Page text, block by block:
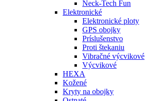
Neck-Tech Fun
Elektronické
Elektronické ploty
GPS obojky
Príslušenstvo
Proti štekaniu
Vibračné výcvikové
Výcvikové
HEXA
Kožené
Kryty na obojky